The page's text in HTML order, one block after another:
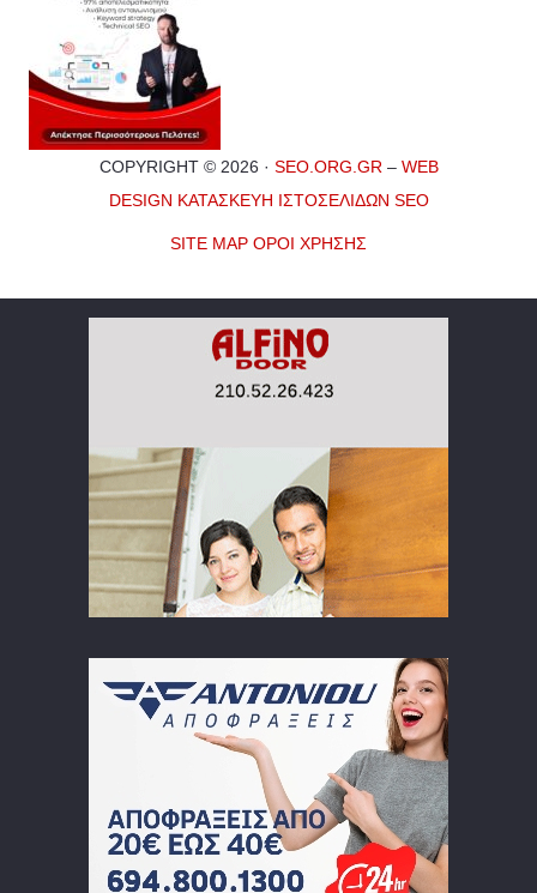
COPYRIGHT © 2026 · SEO.ORG.GR – WEB
DESIGN ΚΑΤΑΣΚΕΥΗ ΙΣΤΟΣΕΛΙΔΩΝ SEO
SITE MAP ΟΡΟΙ ΧΡΗΣΗΣ